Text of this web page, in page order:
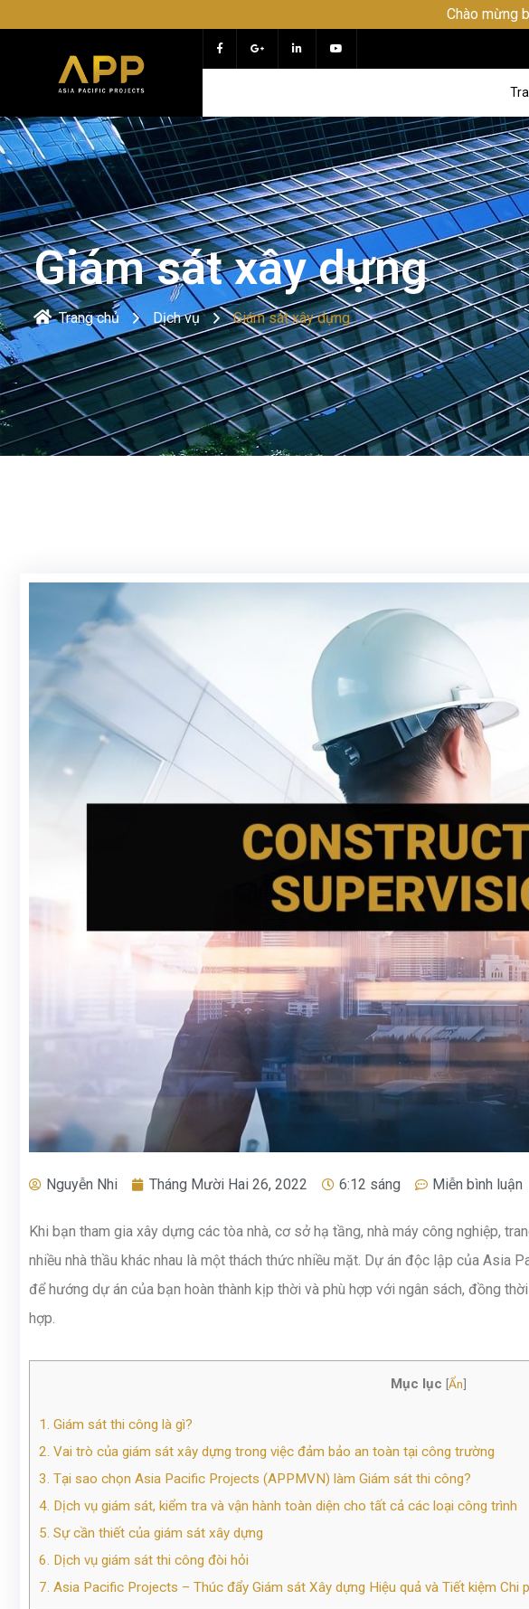
Chào mừng bạn đến với
Giám sát xây dựng
Trang chủ Dịch vụ Giám sát xây dựng
Nguyễn Nhi Tháng Mười Hai 26, 2022 6:12 sáng Miễn bình luận
Khi bạn tham gia xây dựng các tòa nhà, cơ sở hạ tầng, nhà máy công nghiệp,
nhiều nhà thầu khác nhau là một thách thức nhiều mặt. Dự án độc lập của Asia
để hướng dự án của bạn hoàn thành kịp thời và phù hợp với ngân sách, đồng
hợp.
Mục lục [Ẩn]
1. Giám sát thi công là gì?
2. Vai trò của giám sát xây dựng trong việc đảm bảo an toàn tại công trường
3. Tại sao chọn Asia Pacific Projects (APPMVN) làm Giám sát thi công?
4. Dịch vụ giám sát, kiểm tra và vận hành toàn diện cho tất cả các loại công trình
5. Sự cần thiết của giám sát xây dựng
6. Dịch vụ giám sát thi công đòi hỏi
7. Asia Pacific Projects – Thúc đẩy Giám sát Xây dựng Hiệu quả và Tiết kiệm Chi